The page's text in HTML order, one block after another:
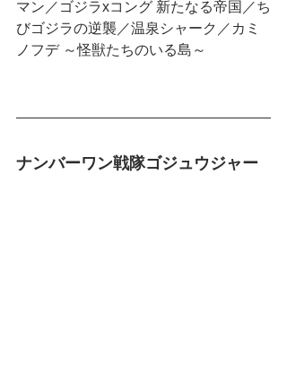
マン／ゴジラxコング 新たなる帝国／ち
びゴジラの逆襲／温泉シャーク／カミ
ノフデ ～怪獣たちのいる島～
ナンバーワン戦隊ゴジュウジャー